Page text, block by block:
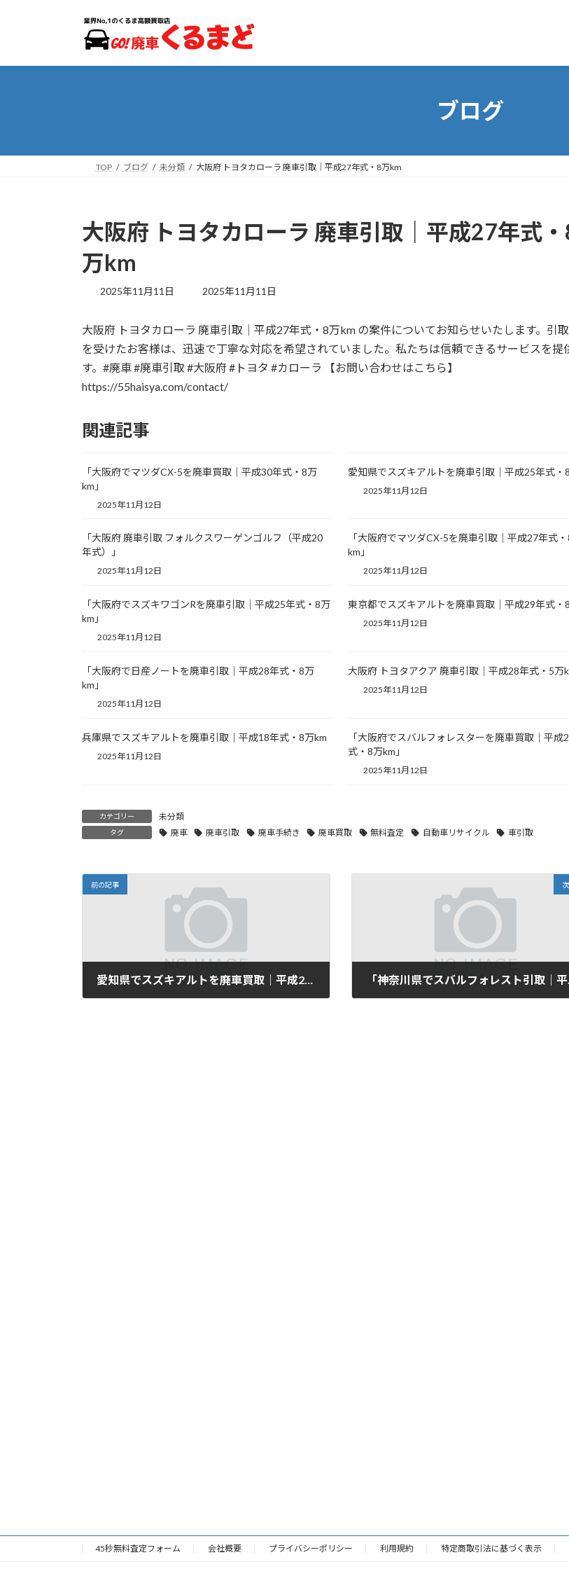
プ
動
ブログ
TOP ブログ 未分類 大阪府 トヨタカローラ 廃車引取｜平成27年式・8万km
大阪府 トヨタカローラ 廃車引取｜平成27年式
万km
2025年11月11日
最
新
日
時
:
2025年11月11日
大阪府 トヨタカローラ 廃車引取｜平成27年式・8万km の案件についてお知らせいたします。引
を受けたお客様は、迅速で丁寧な対応を希望されていました。私たちは信頼できるサービスを提
す。#廃車 #廃車引取 #大阪府 #トヨタ #カローラ 【お問い合わせはこちら】
https://55haisya.com/contact/
関連記事
「大阪府でマツダCX-5を廃車買取｜平成30年式・8万
km」
2025年11月12日
愛知県でスズキアルトを廃車引取｜平成25年式・
2025年11月12日
「大阪府 廃車引取 フォルクスワーゲンゴルフ（平成20
年式）」
2025年11月12日
「大阪府でマツダCX-5を廃車引取｜平成27年式
km」
2025年11月12日
「大阪府でスズキワゴンRを廃車引取｜平成25年式・8万
km」
2025年11月12日
東京都でスズキアルトを廃車買取｜平成29年式・
2025年11月12日
「大阪府で日産ノートを廃車引取｜平成28年式・8万
km」
2025年11月12日
大阪府 トヨタアクア 廃車引取｜平成28年式・5万
2025年11月12日
兵庫県でスズキアルトを廃車引取｜平成18年式・8万km
2025年11月12日
「大阪府でスバルフォレスターを廃車買取｜平成
式・8万km」
2025年11月12日
カテゴリー 未分類
タグ 廃車 廃車引取 廃車手続き 廃車買取 無料査定 自動車リサイクル 車引取
前の記事
愛知県でスズキアルトを廃車買取｜平成27年式・7万km 「神奈
45秒無料査定フォーム 会社概要 プライバシーポリシー 利用規約 特定商取引法に基づく表示